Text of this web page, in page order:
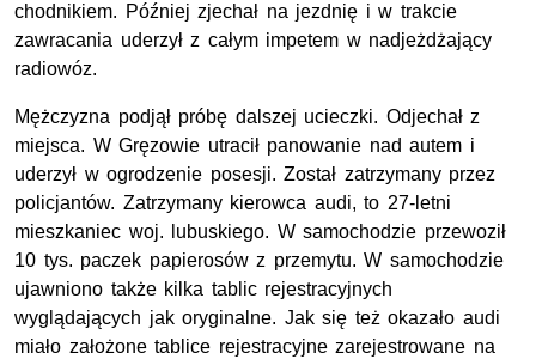
chodnikiem. Później zjechał na jezdnię i w trakcie
zawracania uderzył z całym impetem w nadjeżdżający
radiowóz.
Mężczyzna podjął próbę dalszej ucieczki. Odjechał z
miejsca. W Gręzowie utracił panowanie nad autem i
uderzył w ogrodzenie posesji. Został zatrzymany przez
policjantów. Zatrzymany kierowca audi, to 27-letni
mieszkaniec woj. lubuskiego. W samochodzie przewoził
10 tys. paczek papierosów z przemytu. W samochodzie
ujawniono także kilka tablic rejestracyjnych
wyglądających jak oryginalne. Jak się też okazało audi
miało założone tablice rejestracyjne zarejestrowane na